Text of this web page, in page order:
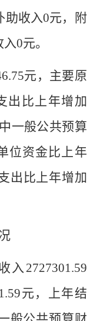
助收入0元，附
入0元。
元 ， 主要原
出 比上年增 加
一般公共预算
位资金比上年
出比上年增加
入 2727301.59
元，上年结